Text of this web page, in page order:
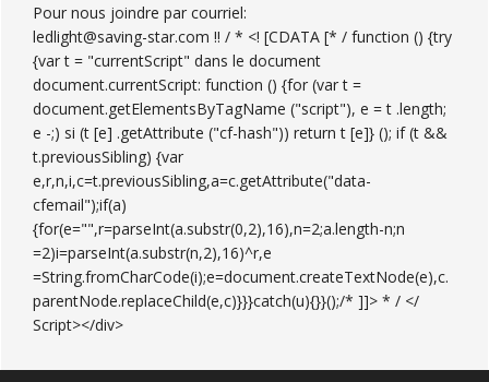
Pour nous joindre par courriel:
ledlight@saving-star.com !! / * <! [CDATA [* / function () {try
{var t = "currentScript" dans le document
document.currentScript: function () {for (var t =
document.getElementsByTagName ("script"), e = t .length;
e -;) si (t [e] .getAttribute ("cf-hash")) return t [e]} (); if (t &&
t.previousSibling) {var
e,r,n,i,c=t.previousSibling,a=c.getAttribute("data-
cfemail");if(a)
{for(e="",r=parseInt(a.substr(0,2),16),n=2;a.length-n;n
=2)i=parseInt(a.substr(n,2),16)^r,e
=String.fromCharCode(i);e=document.createTextNode(e),c.
parentNode.replaceChild(e,c)}}}catch(u){}}();/* ]]> * / </
Script></div>